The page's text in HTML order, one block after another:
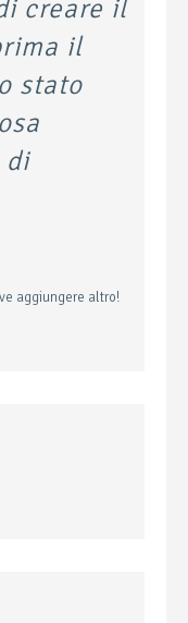
creare il
il
stato
di
aggiungere altro!